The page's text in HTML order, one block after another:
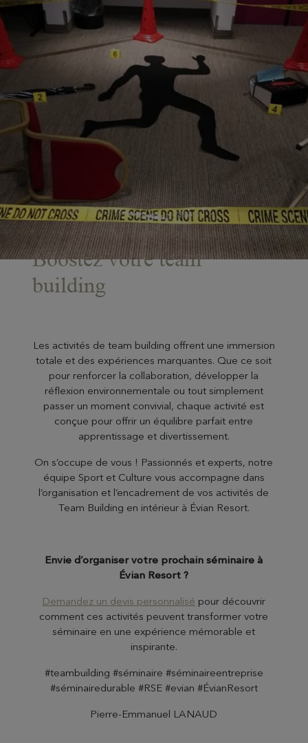
Boostez votre team
building
Les activités de team building offrent une immersion
totale et des expériences marquantes. Que ce soit
pour renforcer la collaboration, développer la
réflexion environnementale ou tout simplement
passer un moment convivial, chaque activité est
conçue pour offrir un équilibre parfait entre
apprentissage et divertissement.
On s’occupe de vous ! Passionnés et experts, notre
équipe Sport et Culture vous accompagne dans
l’organisation et l’encadrement de vos activités de
Team Building en intérieur à Évian Resort.
Envie d’organiser votre prochain séminaire à
Évian Resort ?
Demandez un devis personnalisé pour découvrir
comment ces activités peuvent transformer votre
séminaire en une expérience mémorable et
inspirante.
#teambuilding #séminaire #séminaireentreprise
#séminairedurable #RSE #evian #ÉvianResort
Pierre-Emmanuel LANAUD